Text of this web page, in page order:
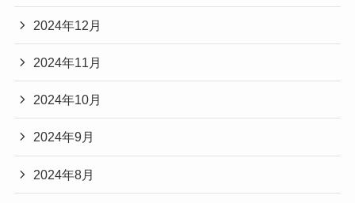
2024年12月
2024年11月
2024年10月
2024年9月
2024年8月